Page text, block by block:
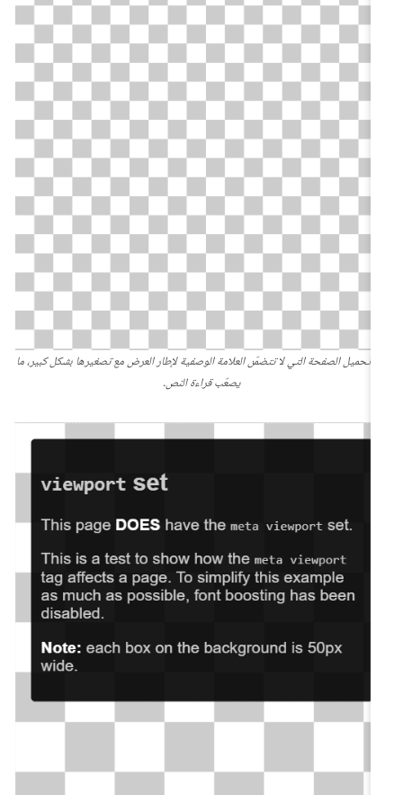
تحميل الصفحة التي لا تتضمّن العلامة الوصفية لإطار العرض مع تصغيرها بشكل كبير، ما
يصعّب قراءة النص.